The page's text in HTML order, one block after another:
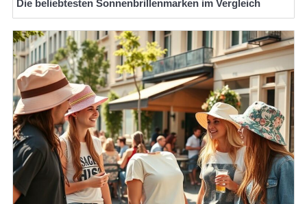
Die beliebtesten Sonnenbrillenmarken im Vergleich